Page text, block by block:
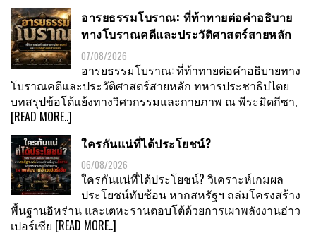
อารยธรรมโบราณ: ที่ท้าทายต่อคำอธิบาย
ทางโบราณคดีและประวัติศาสตร์สายหลัก
07/08/2026
อารยธรรมโบราณ: ที่ท้าทายต่อคำอธิบายทาง
โบราณคดีและประวัติศาสตร์สายหลัก ทหารประชาธิปไตย
บทสรุปข้อโต้แย้งทางวิศวกรรมและกายภาพ ณ พีระมิดกีซา,
[READ MORE..]
ใครกันแน่ที่ได้ประโยชน์?
06/08/2026
ใครกันแน่ที่ได้ประโยชน์? วิเคราะห์เกมผล
ประโยชน์ทับซ้อน หากสหรัฐฯ ถล่มโครงสร้าง
พื้นฐานอิหร่าน และเตหะรานตอบโต้ด้วยการเผาพลังงานอ่าว
เปอร์เซีย [READ MORE..]